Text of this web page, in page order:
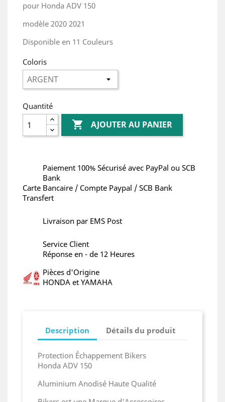
pour Honda ADV 150
modèle 2020 2021
Disponible en 11 Couleurs
Coloris
Quantité
 AJOUTER AU PANIER
Paiement 100% Sécurisé avec PayPal ou SCB
Bank
Carte Bancaire / Compte Paypal / SCB Bank
Transfert
Livraison par EMS Post
Service Client
Réponse en - de 12 Heures
Pièces d'Origine
HONDA et YAMAHA
Description Détails du produit
Protection Échappement Bikers
Honda ADV 150
Aluminium Anodisé Haute Qualité